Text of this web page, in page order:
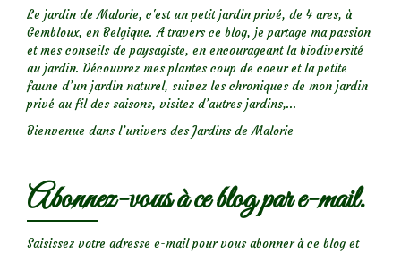
Le jardin de Malorie, c'est un petit jardin privé, de 4 ares, à
Gembloux, en Belgique. A travers ce blog, je partage ma passion
et mes conseils de paysagiste, en encourageant la biodiversité
au jardin. Découvrez mes plantes coup de coeur et la petite
faune d’un jardin naturel, suivez les chroniques de mon jardin
privé au fil des saisons, visitez d’autres jardins,...
Bienvenue dans l’univers des Jardins de Malorie
Abonnez-vous à ce blog par e-mail.
Saisissez votre adresse e-mail pour vous abonner à ce blog et